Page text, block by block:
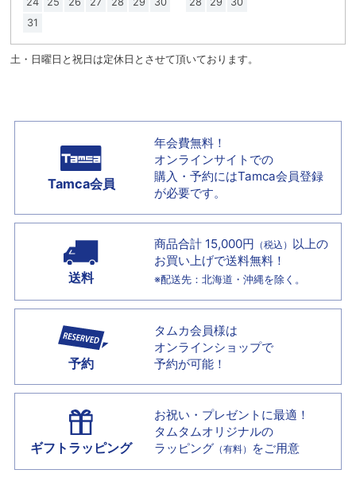
31
土・日曜日と祝日は定休日とさせて頂いております。
Tamca会員
年会費無料！
オンラインサイトでの
購入・予約にはTamca会員登録
が必要です。
送料
商品合計 15,000円 （税込） 以上の
お買い上げで送料無料！
※配送先：北海道・沖縄を除く。
予約
タムカ会員様は
オンラインショップで
予約が可能！
ギフトラッピング
お祝い・プレゼントに最適！
タムタムオリジナルの
ラッピング （有料） をご用意